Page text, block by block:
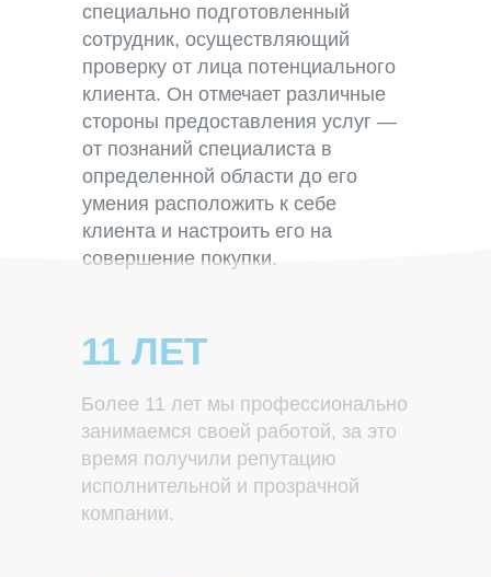
11 ЛЕТ
Более 11 лет мы профессионально
занимаемся своей работой, за это
время получили репутацию
исполнительной и прозрачной
компании.
специально подготовленный
сотрудник, осуществляющий
проверку от лица потенциального
клиента. Он отмечает различные
стороны предоставления услуг —
от познаний специалиста в
определенной области до его
умения расположить к себе
клиента и настроить его на
совершение покупки.